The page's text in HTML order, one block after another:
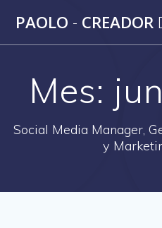
PAOLO - CREADOR
Mes:
Social Media Manager,
y